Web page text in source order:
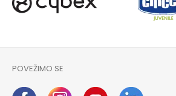
POVEŽIMO SE